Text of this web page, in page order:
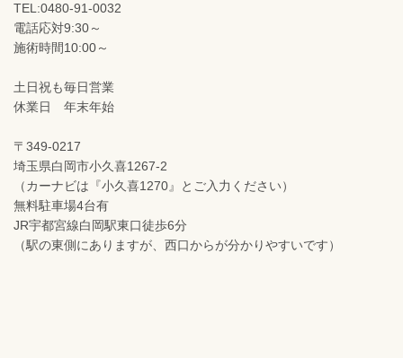
TEL:0480-91-0032
電話応対9:30～
施術時間10:00～
土日祝も毎日営業
休業日 年末年始
〒349-0217
埼玉県白岡市小久喜1267-2
（カーナビは『小久喜1270』とご入力ください）
無料駐車場4台有
JR宇都宮線白岡駅東口徒歩6分
（駅の東側にありますが、西口からが分かりやすいです）